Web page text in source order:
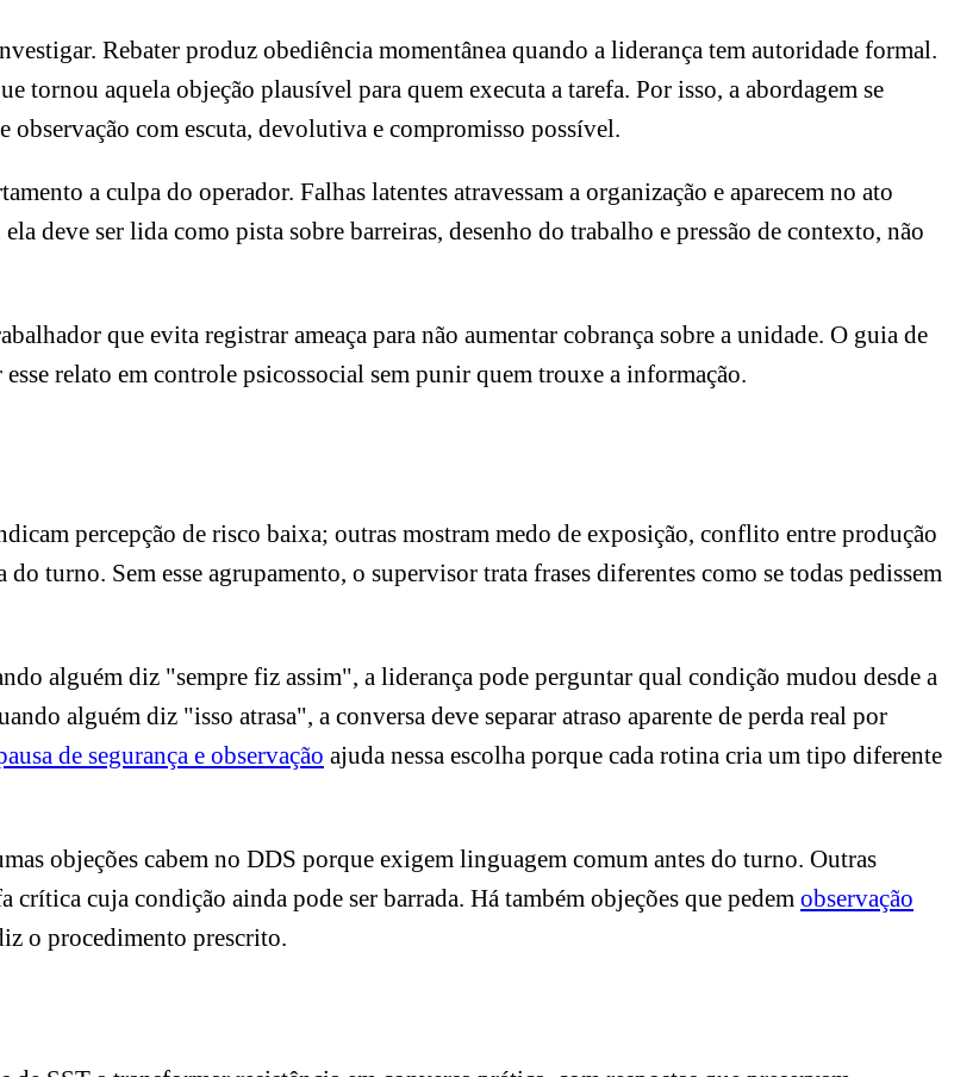
Rebater produz obediência momentânea quando a liderança tem autoridade formal.
tornou aquela objeção plausível para quem executa a tarefa. Por isso, a abordagem se
observação com escuta, devolutiva e compromisso possível.
a culpa do operador. Falhas latentes atravessam a organização e aparecem no ato
deve ser lida como pista sobre barreiras, desenho do trabalho e pressão de contexto, não
que evita registrar ameaça para não aumentar cobrança sobre a unidade. O guia de
relato em controle psicossocial sem punir quem trouxe a informação.
percepção de risco baixa; outras mostram medo de exposição, conflito entre produção
turno. Sem esse agrupamento, o supervisor trata frases diferentes como se todas pedissem
alguém diz "sempre fiz assim", a liderança pode perguntar qual condição mudou desde a
alguém diz "isso atrasa", a conversa deve separar atraso aparente de perda real por
de segurança e observação ajuda nessa escolha porque cada rotina cria um tipo diferente
objeções cabem no DDS porque exigem linguagem comum antes do turno. Outras
crítica cuja condição ainda pode ser barrada. Há também objeções que pedem observação
o procedimento prescrito.